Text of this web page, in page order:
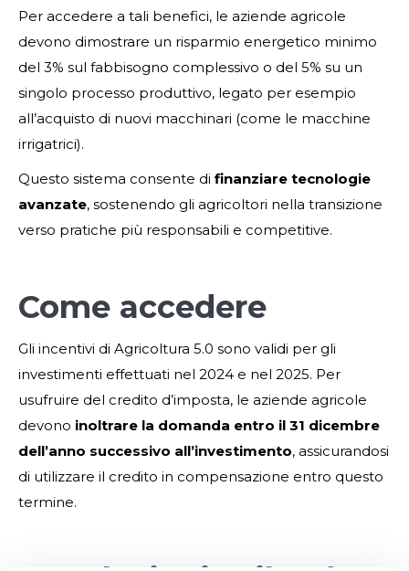
Per accedere a tali benefici, le aziende agricole
devono dimostrare un risparmio energetico minimo
del 3% sul fabbisogno complessivo o del 5% su un
singolo processo produttivo, legato per esempio
all’acquisto di nuovi macchinari (come le macchine
irrigatrici).
Questo sistema consente di finanziare tecnologie
avanzate, sostenendo gli agricoltori nella transizione
verso pratiche più responsabili e competitive.
Come accedere
Gli incentivi di Agricoltura 5.0 sono validi per gli
investimenti effettuati nel 2024 e nel 2025. Per
usufruire del credito d’imposta, le aziende agricole
devono inoltrare la domanda entro il 31 dicembre
dell’anno successivo all’investimento, assicurandosi
di utilizzare il credito in compensazione entro questo
termine.